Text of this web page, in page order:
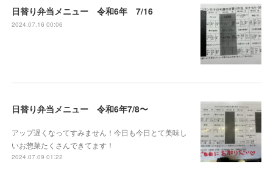
日替り弁当メニュー 令和6年 7/16
2024.07.16 00:06
日替り弁当メニュー 令和6年7/8〜
アップ遅くなってすみません！今日も今日とて美味し
いお惣菜たくさんできてます！
2024.07.09 01:22